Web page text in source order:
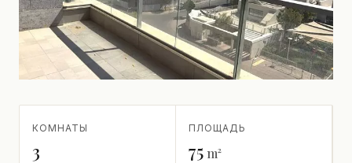
КОМНАТЫ
3
ПЛОЩАДЬ
75 m²